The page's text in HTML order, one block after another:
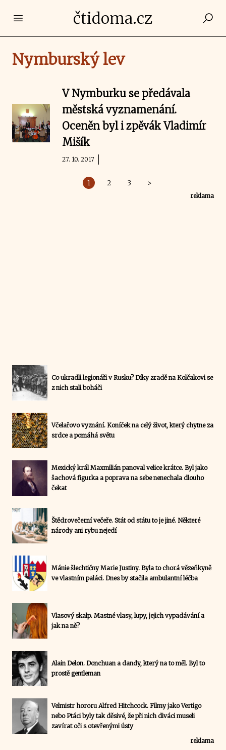
Open main menučtidoma.cz
Nymburský lev
V Nymburku se předávala
městská vyznamenání.
Oceněn byl i zpěvák Vladimír
Mišík
27. 10. 2017
1 2 3 >
reklama
Co ukradli legionáři v Rusku? Díky zradě na Kolčakovi se
z nich stali boháči
Včelařovo vyznání. Koníček na celý život, který chytne za
srdce a pomáhá světu
Mexický král Maxmilián panoval velice krátce. Byl jako
šachová figurka a poprava na sebe nenechala dlouho
čekat
Štědrovečerní večeře. Stát od státu to je jiné. Některé
národy ani rybu nejedí
Mánie šlechtičny Marie Justiny. Byla to chorá vězeňkyně
ve vlastním paláci. Dnes by stačila ambulantní léčba
Vlasový skalp. Mastné vlasy, lupy, jejich vypadávání a
jak na ně?
Alain Delon. Donchuan a dandy, který na to měl. Byl to
prostě gentleman
Velmistr hororu Alfred Hitchcock. Filmy jako Vertigo
nebo Ptáci byly tak děsivé, že při nich diváci museli
zavírat oči s otevřenými ústy
reklama